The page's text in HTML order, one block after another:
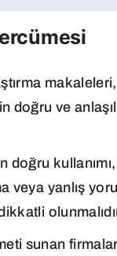
ve
veya yanlış
sunan